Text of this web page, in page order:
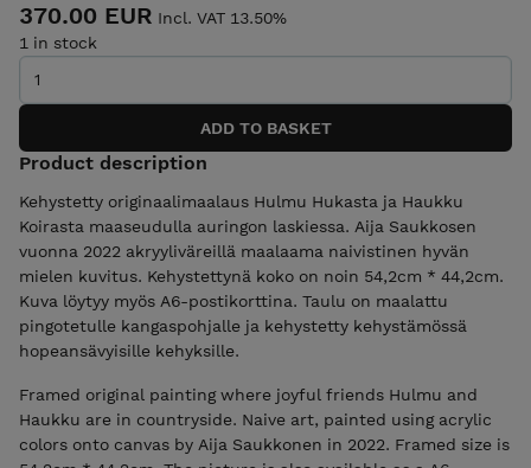
370.00 EUR Incl. VAT 13.50%
1 in stock
Product description
Kehystetty originaalimaalaus Hulmu Hukasta ja Haukku
Koirasta maaseudulla auringon laskiessa. Aija Saukkosen
vuonna 2022 akryyliväreillä maalaama naivistinen hyvän
mielen kuvitus. Kehystettynä koko on noin 54,2cm * 44,2cm.
Kuva löytyy myös A6-postikorttina. Taulu on maalattu
pingotetulle kangaspohjalle ja kehystetty kehystämössä
hopeansävyisille kehyksille.
Framed original painting where joyful friends Hulmu and
Haukku are in countryside. Naive art, painted using acrylic
colors onto canvas by Aija Saukkonen in 2022. Framed size is